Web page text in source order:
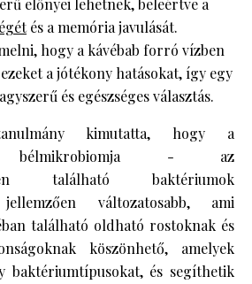
előnyei lehetnek, beleértve a
és a memória javulását.
hogy a kávébab forró vízben
a jótékony hatásokat, így egy
és egészséges választás.
kimutatta, hogy a
bélmikrobiomja - az
található baktériumok
változatosabb, ami
található oldható rostoknak és
köszönhető, amelyek
baktériumtípusokat, és segíthetik